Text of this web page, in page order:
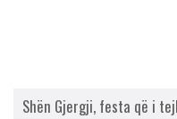
Shën Gjergji, festa që i